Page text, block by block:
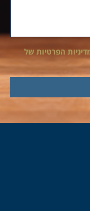
הפרטיות של